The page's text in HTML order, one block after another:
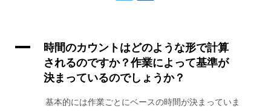
A
時間のカウントはどのような形で計算
されるのですか？作業によって基準が
決まっているのでしょうか？
基本的には作業ごとにベースの時間が決まっていま